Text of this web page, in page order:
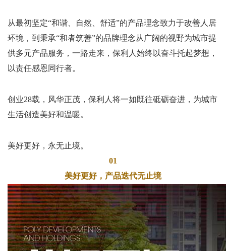
从最初坚定“和谐、自然、舒适”的产品理念致力于改善人居
环境，到秉承“和者筑善”的品牌理念从广阔的视野为城市提
供多元产品服务，一路走来，保利人始终以奋斗托起梦想，
以责任感恩同行者。
创业28载，风华正茂，保利人将一如既往砥砺奋进，为城市
生活创造美好和温暖。
美好更好，永无止境。
01
美好更好，产品迭代无止境